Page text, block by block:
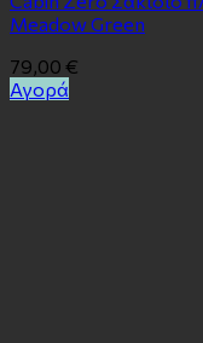
Meadow Green
79,00 €
Αγορά